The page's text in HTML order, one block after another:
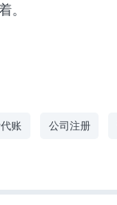
。
账 公司注册